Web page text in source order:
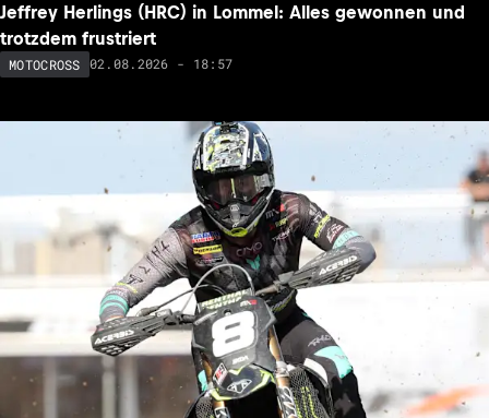
Jeffrey Herlings (HRC) in Lommel: Alles gewonnen und
trotzdem frustriert
MOTOCROSS 02.08.2026 - 18:57